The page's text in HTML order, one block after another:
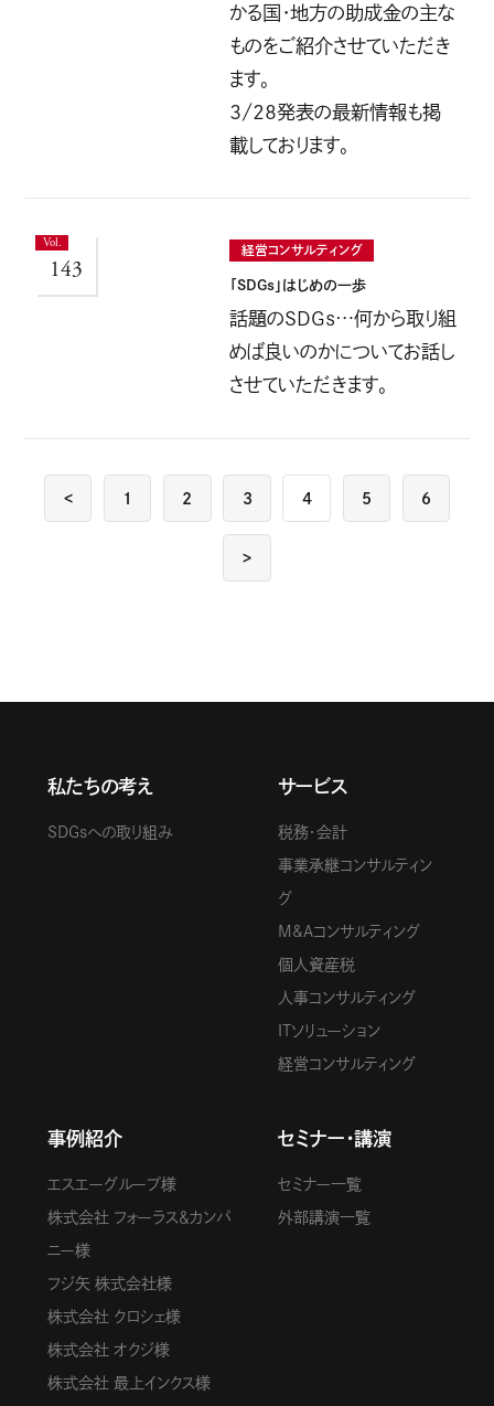
かる国・地方の助成金の主な
ものをご紹介させていただき
ます。
3/28発表の最新情報も掲
載しております。
143
経営コンサルティング
「SDGｓ」はじめの一歩
話題のSDGｓ…何から取り組
めば良いのかについてお話し
させていただきます。
< 1 2 3 4 5 6
>
私たちの考え
SDGsへの取り組み
サービス
税務・会計
事業承継コンサルティン
グ
M&Aコンサルティング
個人資産税
人事コンサルティング
ITソリューション
経営コンサルティング
事例紹介
エスエーグループ様
株式会社 フォーラス＆カンパ
ニー様
フジ矢 株式会社様
株式会社 クロシェ様
株式会社 オクジ様
株式会社 最上インクス様
セミナー・講演
セミナー一覧
外部講演一覧